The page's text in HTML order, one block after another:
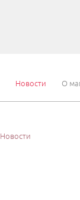
Новости О
Новости